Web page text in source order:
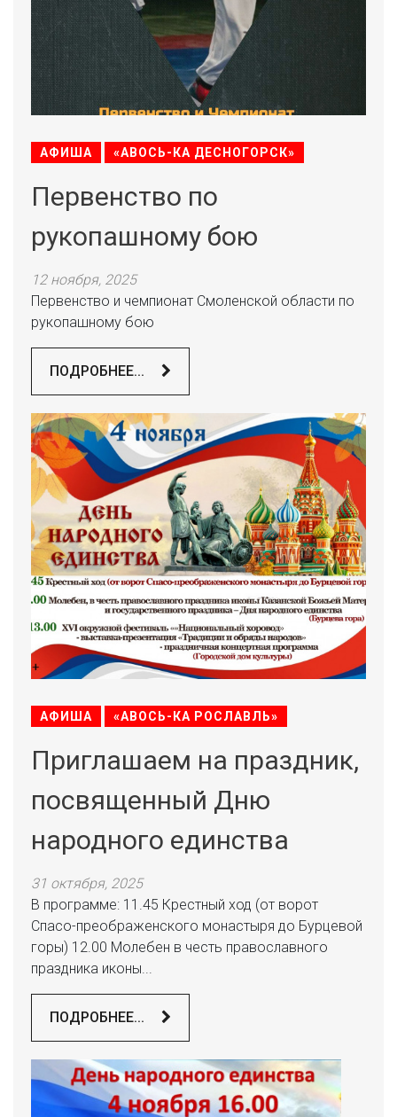
АФИША «АВОСЬ-КА ДЕСНОГОРСК»
Первенство по
рукопашному бою
12 ноября, 2025
Первенство и чемпионат Смоленской области по
рукопашному бою
ПОДРОБНЕЕ...
АФИША «АВОСЬ-КА РОСЛАВЛЬ»
Приглашаем на праздник,
посвященный Дню
народного единства
31 октября, 2025
В программе: 11.45 Крестный ход (от ворот
Спасо-преображенского монастыря до Бурцевой
горы) 12.00 Молебен в честь православного
праздника иконы...
ПОДРОБНЕЕ...